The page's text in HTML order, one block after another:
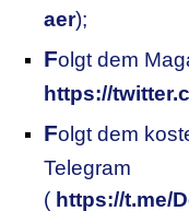
aer);
Folgt dem
https://
Folgt dem
Telegram
( https://t.me/